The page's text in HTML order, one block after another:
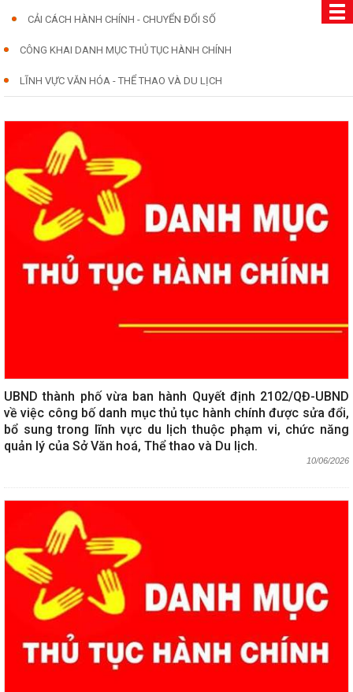
CẢI CÁCH HÀNH CHÍNH - CHUYỂN ĐỔI SỐ
CÔNG KHAI DANH MỤC THỦ TỤC HÀNH CHÍNH
LĨNH VỰC VĂN HÓA - THỂ THAO VÀ DU LỊCH
UBND thành phố vừa ban hành Quyết định 2102/QĐ-UBND
về việc công bố danh mục thủ tục hành chính được sửa đổi,
bổ sung trong lĩnh vực du lịch thuộc phạm vi, chức năng
quản lý của Sở Văn hoá, Thể thao và Du lịch.
10/06/2026